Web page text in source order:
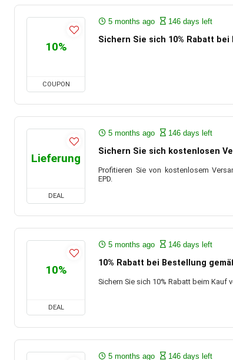
10%
COUPON
5 months ago 146 days left
Sichern Sie sich 10% Rabatt bei
Lieferung
DEAL
5 months ago 146 days left
Sichern Sie sich kostenlosen
Profitieren Sie von kostenlosem
EPD.
10%
DEAL
5 months ago 146 days left
10% Rabatt bei Bestellung
Sichern Sie sich 10% Rabatt beim Kauf
5 months ago 146 days left